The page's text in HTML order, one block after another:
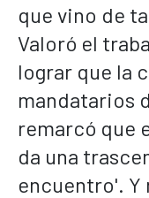
que vino de
Valoró el
lograr que la
mandatarios
remarcó que
da una
encuentro'. Y